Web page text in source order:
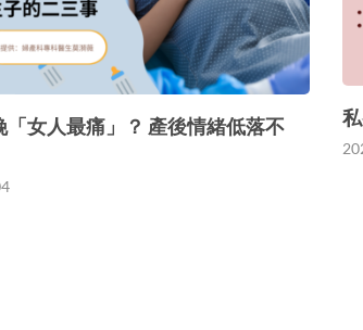
「女人最痛」？ 產後情緒低落不